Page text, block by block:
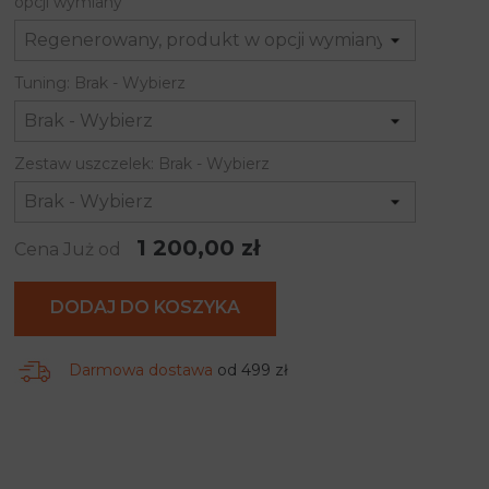
Tuning: Brak - Wybierz
Zestaw uszczelek: Brak - Wybierz
Cena Już od 1 200,00 zł
DODAJ DO KOSZYKA
Darmowa dostawa od 499 zł